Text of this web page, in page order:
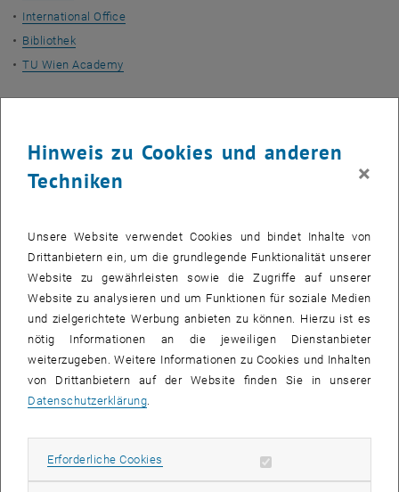
Subseiten von
International Office
Bibliothek
TU Wien Academy
Die TU Wien liegt mit ihren Standorten im Herzen von Wien. Alle
Standorte sind sehr gut mit öffentlichen Verkehrsmitteln erreichbar
nachhaltige Anreisemöglichkeiten sowie hilfreiche Tipps für Ihren
Weg zur TU Wien.
TUWmaps - Orientierung vor Ort
Anreise mit dem Rad
Anreise mit den Öffis
Anreise mit dem Auto
Medieninhaberin und Herausgeberin
Hinweis zu Cookies und anderen
Techniken
×
Unsere Website verwendet Cookies und bindet Inhalte von
Drittanbietern ein, um die grundlegende Funktionalität unserer
Website zu gewährleisten sowie die Zugriffe auf unserer
Website zu analysieren und um Funktionen für soziale Medien
und zielgerichtete Werbung anbieten zu können. Hierzu ist es
nötig Informationen an die jeweiligen Dienstanbieter
weiterzugeben. Weitere Informationen zu Cookies und Inhalten
von Drittanbietern auf der Website finden Sie in unserer
Datenschutzerklärung
Erforderliche Cookies Erforderliche Cookies zulassen